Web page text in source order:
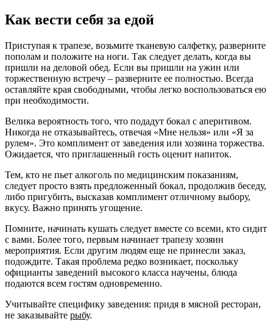
Как вести себя за едой
Приступая к трапезе, возьмите тканевую салфетку, разверните
пополам и положите на ноги. Так следует делать, когда вы
пришли на деловой обед. Если вы пришли на ужин или
торжественную встречу – разверните ее полностью. Всегда
оставляйте края свободными, чтобы легко воспользоваться ею
при необходимости.
Велика вероятность того, что подадут бокал с аперитивом.
Никогда не отказывайтесь, отвечая «Мне нельзя» или «Я за
рулем». Это комплимент от заведения или хозяина торжества.
Ожидается, что приглашенный гость оценит напиток.
Тем, кто не пьет алкоголь по медицинским показаниям,
следует просто взять предложенный бокал, продолжив беседу,
либо пригубить, высказав комплимент отличному выбору,
вкусу. Важно принять угощение.
Помните, начинать кушать следует вместе со всеми, кто сидит
с вами. Более того, первым начинает трапезу хозяин
мероприятия. Если другим людям еще не принесли заказ,
подождите. Такая проблема редко возникает, поскольку
официанты заведений высокого класса научены, блюда
подаются всем гостям одновременно.
Учитывайте специфику заведения: придя в мясной ресторан,
не заказывайте рыбу.